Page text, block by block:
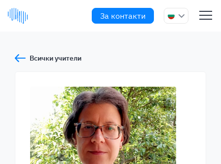
За контакти
Всички учители